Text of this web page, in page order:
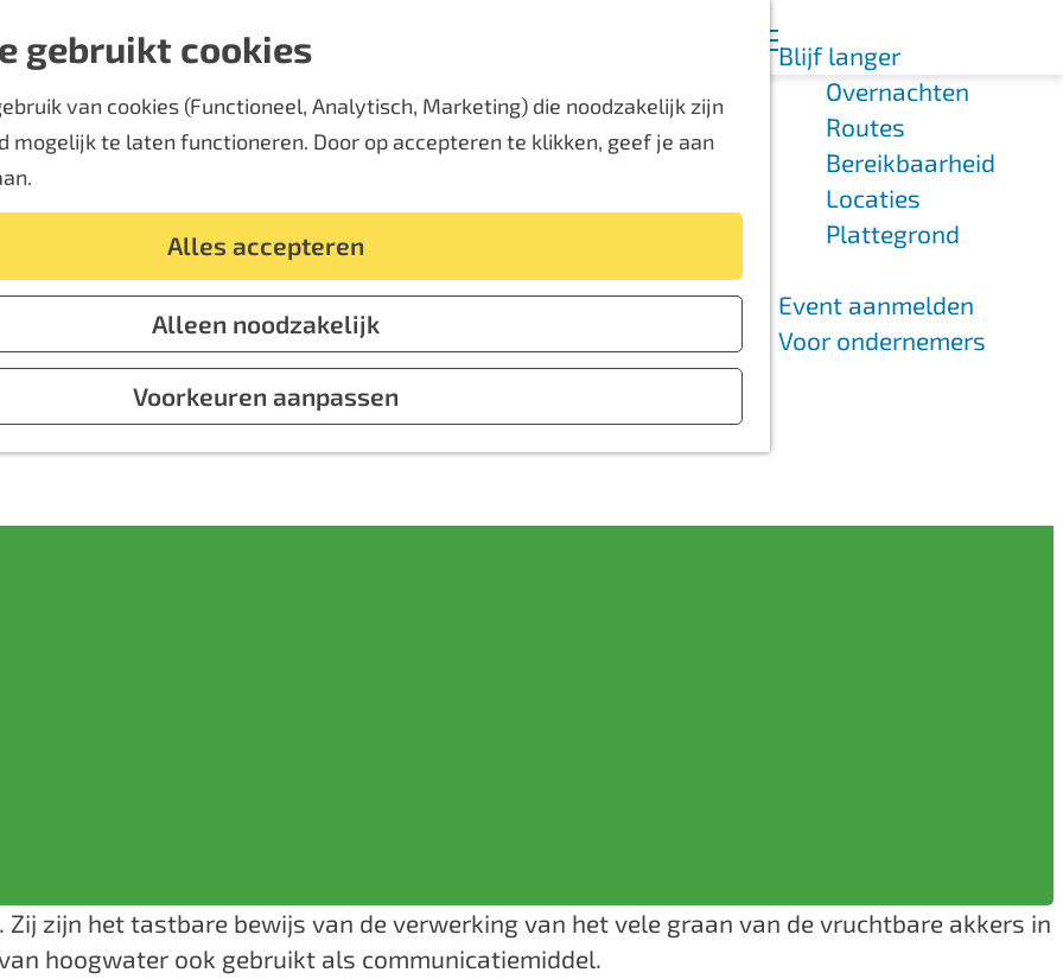
gebruikt cookies
van cookies (Functioneel, Analytisch, Marketing) die noodzakelijk zijn
mogelijk te laten functioneren. Door op accepteren te klikken, geef je aan
Alles accepteren
Alleen noodzakelijk
Voorkeuren aanpassen
a
r
n
M
Blijf langer
Overnachten
Routes
Bereikbaarheid
Locaties
Plattegrond
Event aanmelden
Voor ondernemers
zijn het tastbare bewijs van de verwerking van het vele graan van de vruchtbare akkers in
hoogwater ook gebruikt als communicatiemiddel.⁠